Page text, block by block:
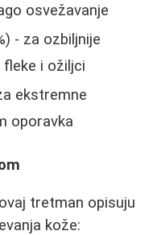
osvežavanje
- za ozbiljnije
i ožiljci
ekstremne
oporavka
tretman opisuju
kože: